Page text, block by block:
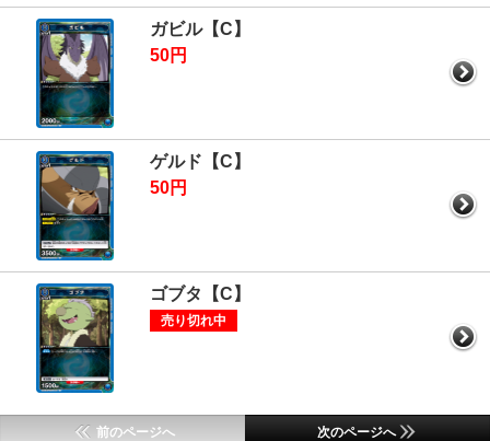
ガビル【C】
50円
ゲルド【C】
50円
ゴブタ【C】
売り切れ中
前のページへ 次のページへ